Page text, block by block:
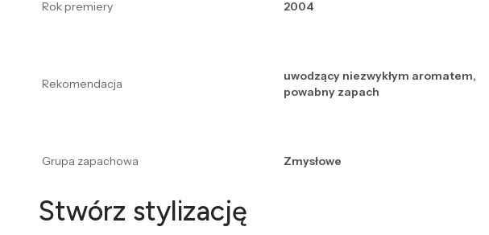
Rok premiery
2004
Rekomendacja
uwodzący niezwykłym aromatem,
powabny zapach
Grupa zapachowa
Zmysłowe
Stwórz stylizację